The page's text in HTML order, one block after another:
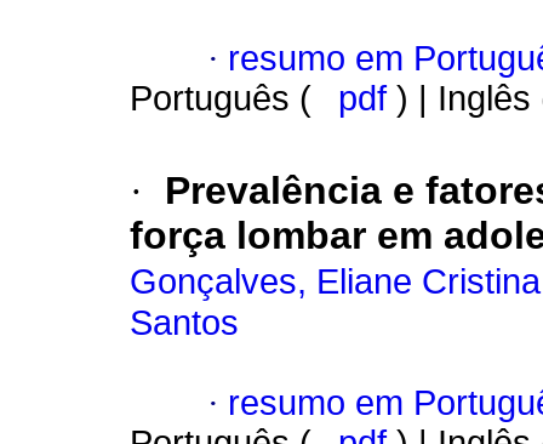
· resumo em
Português (
pdf ) |
·
Prevalência e
força lombar em
Gonçalves, Eliane
Santos
· resumo em